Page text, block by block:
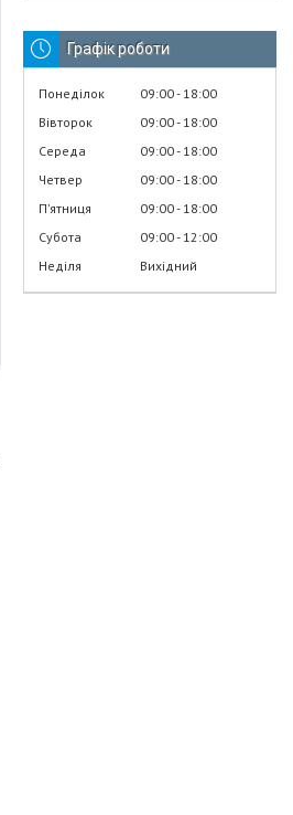
Графік роботи
Понеділок 09:00 18:00
Вівторок
09:00 18:00
Середа
09:00 18:00
Четвер
09:00 18:00
Пʼятниця
09:00 18:00
Субота
09:00 12:00
Неділя
Вихідний